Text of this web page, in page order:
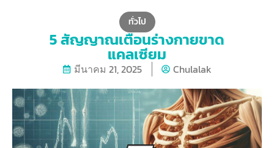
ทั่วไป
5 สัญญาณเตือนร่างกายขาด
แคลเซียม
มีนาคม 21, 2025 Chulalak